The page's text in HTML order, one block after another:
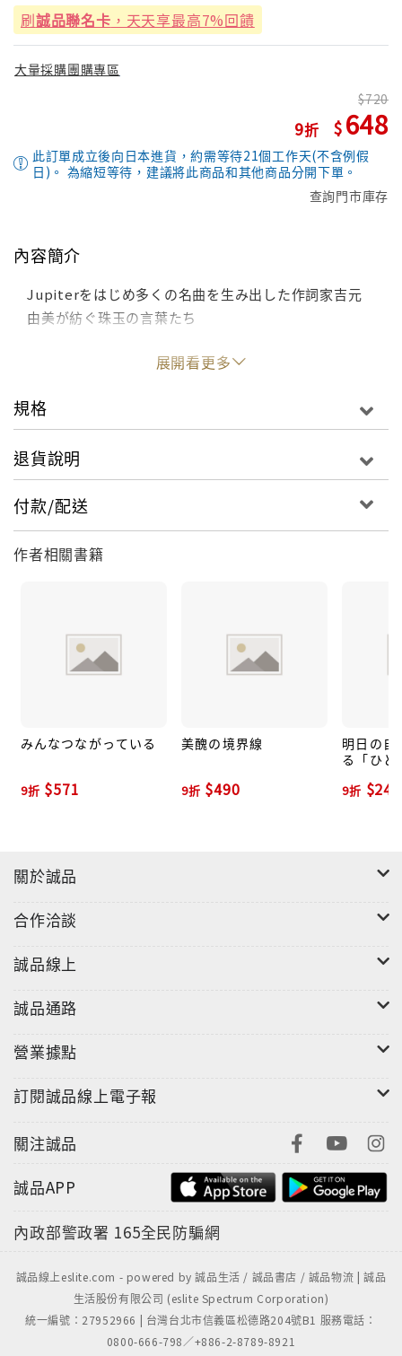
刷誠品聯名卡 ，天天享最高7%回饋
大量採購團購專區
9
720
648
此訂單成立後向日本進貨，約需等待21個工作天(不含例假
日)。 為縮短等待，建議將此商品和其他商品分開下單。
查詢門市庫存
內容簡介
Jupiterをはじめ多くの名曲を生み出した作詞家吉元
由美が紡ぐ珠玉の言葉たち
展開看更多
規格
退貨說明
付款/配送
作者相關書籍
みんなつながっている
9折 $571
美醜の境界線
9折 $490
明日の自
る「ひと
9折 $247
關於誠品
合作洽談
誠品線上
誠品通路
營業據點
訂閱誠品線上電子報
關注誠品
誠品APP
內政部警政署 165全民防騙網
誠品線上eslite.com - powered by 誠品生活 / 誠品書店 / 誠品物流 | 誠品
生活股份有限公司 (eslite Spectrum Corporation)
統一編號：27952966 | 台灣台北市信義區松德路204號B1 服務電話：
0800-666-798／+886-2-8789-8921